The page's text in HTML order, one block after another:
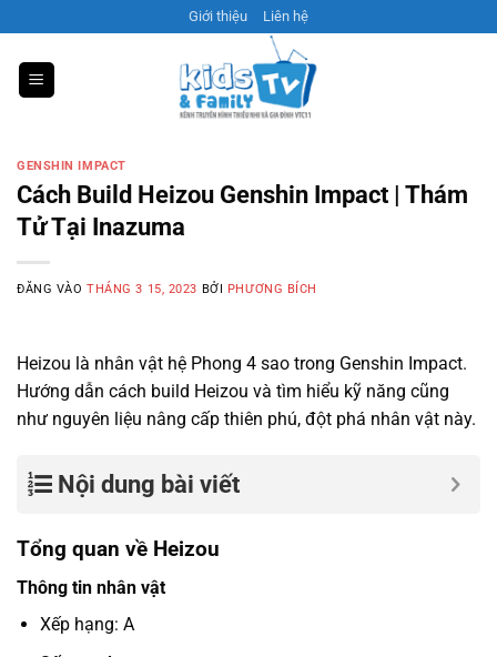
qua
nội
dung
Giới thiệu Liên hệ
GENSHIN IMPACT
Cách Build Heizou Genshin Impact | Thám
Tử Tại Inazuma
ĐĂNG VÀOTHÁNG 3 15, 2023 BỞI PHƯƠNG BÍCH
Heizou là nhân vật hệ Phong 4 sao trong Genshin Impact.
Hướng dẫn cách build Heizou và tìm hiểu kỹ năng cũng
như nguyên liệu nâng cấp thiên phú, đột phá nhân vật này.
Nội dung bài viết
Tổng quan về Heizou
Thông tin nhân vật
Xếp hạng: A